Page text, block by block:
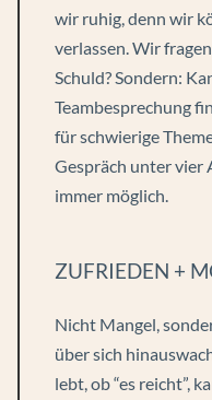
wir ruhig, denn wir
verlassen. Wir
Schuld? Sondern:
Teambesprechung
für schwierige
Gespräch unter vier
immer möglich.
ZUFRIEDEN +
Nicht Mangel,
über sich
lebt, ob “es reicht”,